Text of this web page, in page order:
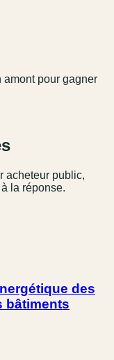
amont pour gagner
acheteur public,
la réponse.
des
bâtiments